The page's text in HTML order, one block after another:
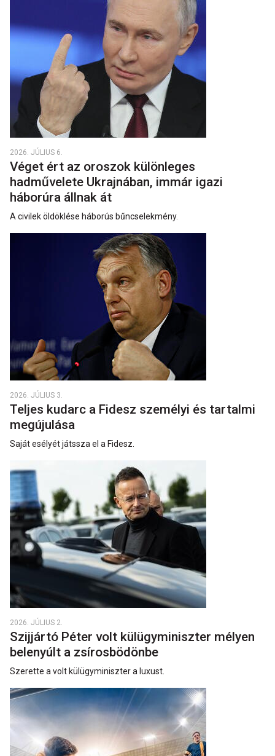
2026. JÚLIUS 6.
Véget ért az oroszok különleges
hadművelete Ukrajnában, immár igazi
háborúra állnak át
A civilek öldöklése háborús bűncselekmény.
2026. JÚLIUS 3.
Teljes kudarc a Fidesz személyi és tartalmi
megújulása
Saját esélyét játssza el a Fidesz.
2026. JÚLIUS 2.
Szijjártó Péter volt külügyminiszter mélyen
belenyúlt a zsírosbödönbe
Szerette a volt külügyminiszter a luxust.